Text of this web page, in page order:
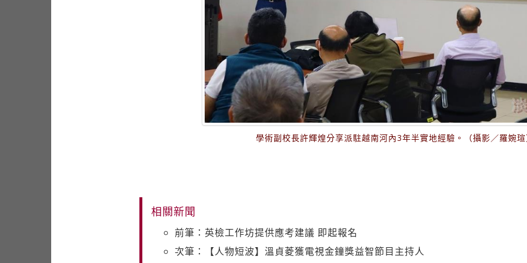
學術副校長許輝煌分享派駐越南河內3年半實地經驗。（攝影／羅婉
相關新聞
前筆：英檢工作坊提供應考建議 即起報名
次筆：【人物短波】溫貞菱獲電視金鐘獎益智節目主持人